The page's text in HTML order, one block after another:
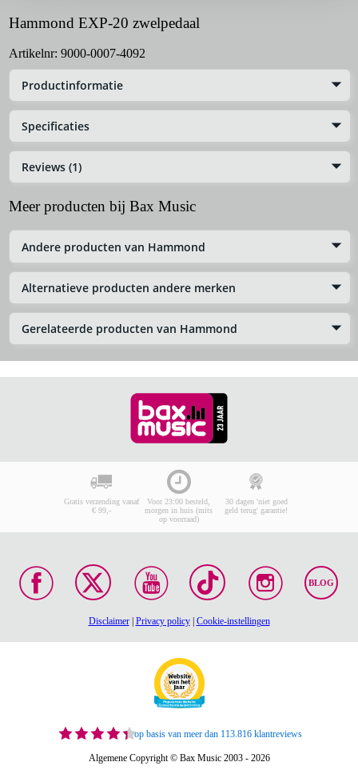
Hammond EXP-20 zwelpedaal
Artikelnr: 9000-0007-4092
Productinformatie
Specificaties
Reviews (1)
Meer producten bij Bax Music
Andere producten van Hammond
Alternatieve producten andere merken
Gerelateerde producten van Hammond
Gratis verzending vanaf
€ 99,-
Voor 23:00 besteld,
morgen in huis (mits
op voorraad)
30 dagen 'niet goed
geld terug' garantie!
BLOG
Disclaimer| Privacy policy| Cookie-instellingen
op basis van meer dan 113.816 klantreviews
Algemene Copyright © Bax Music 2003 - 2026